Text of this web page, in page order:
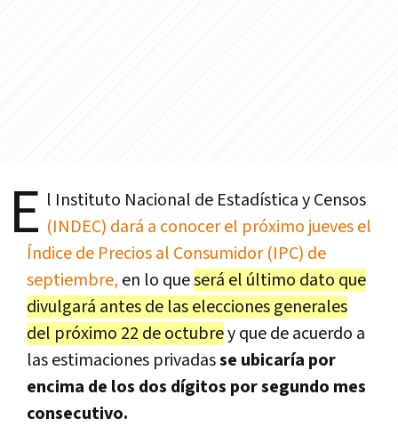
E l Instituto Nacional de Estadística y Censos
(INDEC) dará a conocer el próximo jueves el
Índice de Precios al Consumidor (IPC) de
septiembre, en lo queserá el último dato que
divulgará antes de las elecciones generales
del próximo 22 de octubrey que de acuerdo a
las estimaciones privadasse ubicaría por
encima de los dos dígitos por segundo mes
consecutivo.